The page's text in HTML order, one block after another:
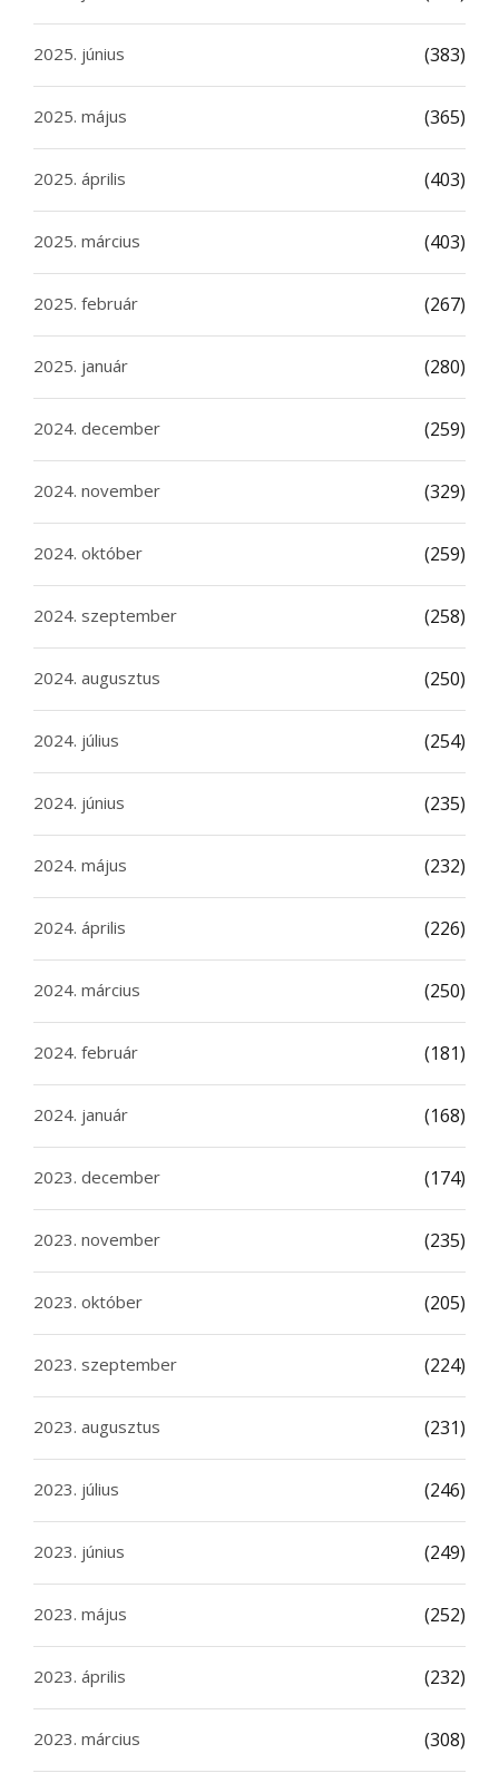
2025. június (383)
2025. május (365)
2025. április (403)
2025. március (403)
2025. február (267)
2025. január (280)
2024. december (259)
2024. november (329)
2024. október (259)
2024. szeptember (258)
2024. augusztus (250)
2024. július (254)
2024. június (235)
2024. május (232)
2024. április (226)
2024. március (250)
2024. február (181)
2024. január (168)
2023. december (174)
2023. november (235)
2023. október (205)
2023. szeptember (224)
2023. augusztus (231)
2023. július (246)
2023. június (249)
2023. május (252)
2023. április (232)
2023. március (308)